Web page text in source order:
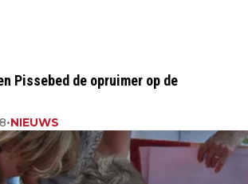
Pissebed de opruimer op de
•NIEUWS